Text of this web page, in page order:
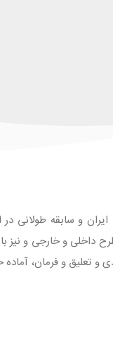
و سابقه طولانی در
و خارجی و نیز با
جلوبندی و تعلیق و